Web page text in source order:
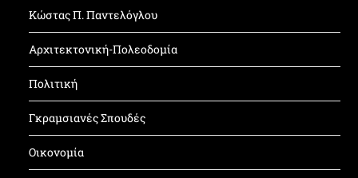
Κώστας Π. Παντελόγλου
Αρχιτεκτονική-Πολεοδομία
Πολιτική
Γκραμσιανές Σπουδές
Οικονομία